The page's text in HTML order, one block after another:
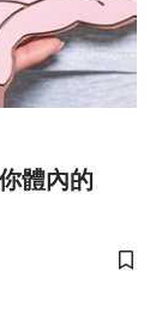
體內的
儲